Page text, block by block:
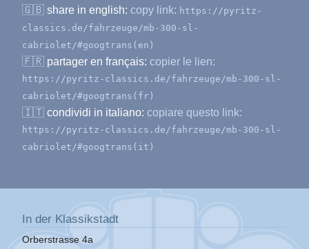
🇬🇧 share in english: copy link: https://pyritz-
classics.de/fahrzeuge/mb-300-sl-
cabriolet/#googtrans(en)
🇫🇷 partager en français: copier le lien:
https://pyritz-classics.de/fahrzeuge/mb-300-sl-
cabriolet/#googtrans(fr)
🇮🇹 condividi in italiano: copiare questo link:
https://pyritz-classics.de/fahrzeuge/mb-300-sl-
cabriolet/#googtrans(it)
In der Klassikstadt
Orberstrasse 4a